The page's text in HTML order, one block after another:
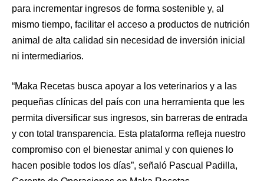
para incrementar ingresos de forma sostenible y, al
mismo tiempo, facilitar el acceso a productos de nutrición
animal de alta calidad sin necesidad de inversión inicial
ni intermediarios.
“Maka Recetas busca apoyar a los veterinarios y a las
pequeñas clínicas del país con una herramienta que les
permita diversificar sus ingresos, sin barreras de entrada
y con total transparencia. Esta plataforma refleja nuestro
compromiso con el bienestar animal y con quienes lo
hacen posible todos los días”, señaló Pascual Padilla,